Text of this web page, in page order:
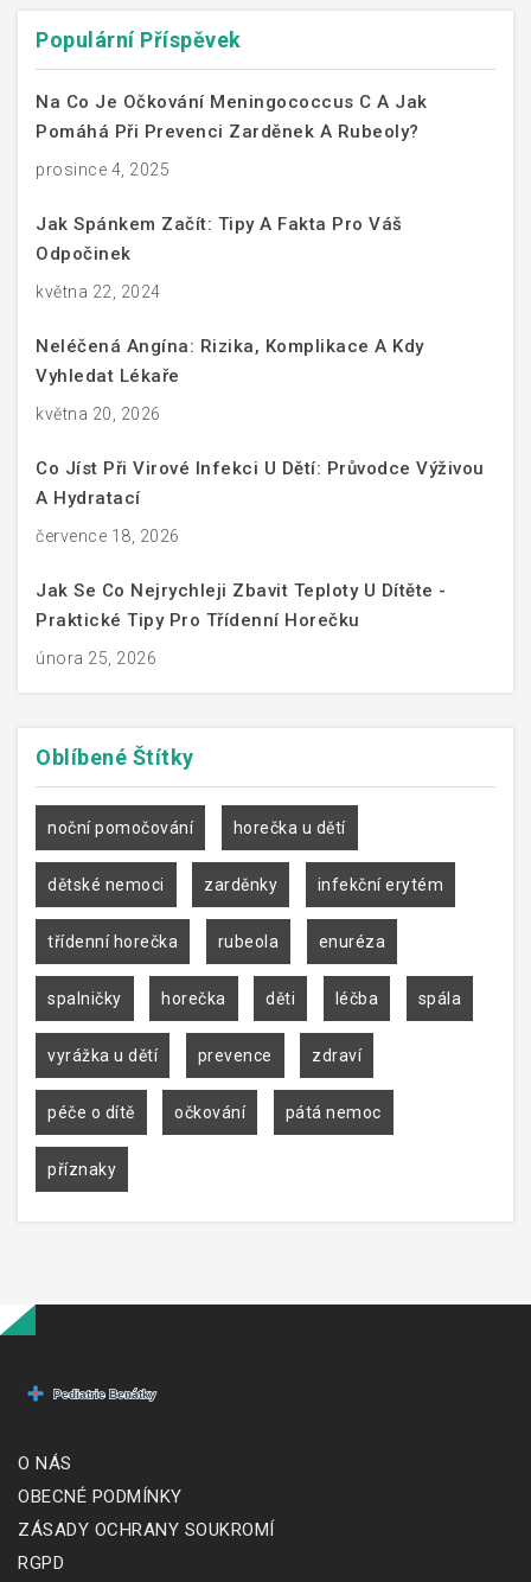
Populární Příspěvek
Na Co Je Očkování Meningococcus C A Jak
Pomáhá Při Prevenci Zarděnek A Rubeoly?
prosince 4, 2025
Jak Spánkem Začít: Tipy A Fakta Pro Váš
Odpočinek
května 22, 2024
Neléčená Angína: Rizika, Komplikace A Kdy
Vyhledat Lékaře
května 20, 2026
Co Jíst Při Virové Infekci U Dětí: Průvodce Výživou
A Hydratací
července 18, 2026
Jak Se Co Nejrychleji Zbavit Teploty U Dítěte -
Praktické Tipy Pro Třídenní Horečku
února 25, 2026
Oblíbené Štítky
noční pomočování horečka u dětí
dětské nemoci zarděnky infekční erytém
třídenní horečka rubeola enuréza
spalničky horečka děti léčba spála
vyrážka u dětí prevence zdraví
péče o dítě očkování pátá nemoc
příznaky
O NÁS
OBECNÉ PODMÍNKY
ZÁSADY OCHRANY SOUKROMÍ
RGPD